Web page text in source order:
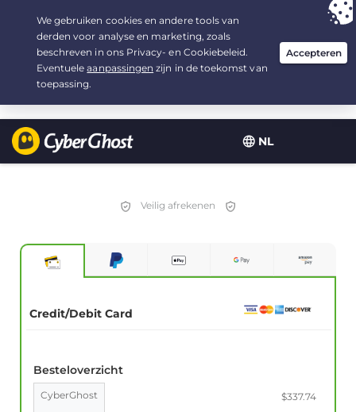
NL
Uw keuze:de beste aanbiedingvoor 2.1666666666667 jaar, voor $
2.19/maand
Veilig afrekenen
Credit/Debit Card
Besteloverzicht
CyberGhost
$337.74